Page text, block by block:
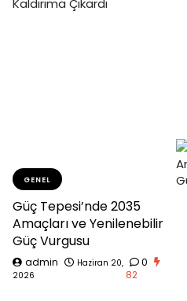
GENEL
Güç Tepesi’nde 2035
Amaçları ve Yenilenebilir
Güç Vurgusu
admin
Haziran 20,
2026
0
82